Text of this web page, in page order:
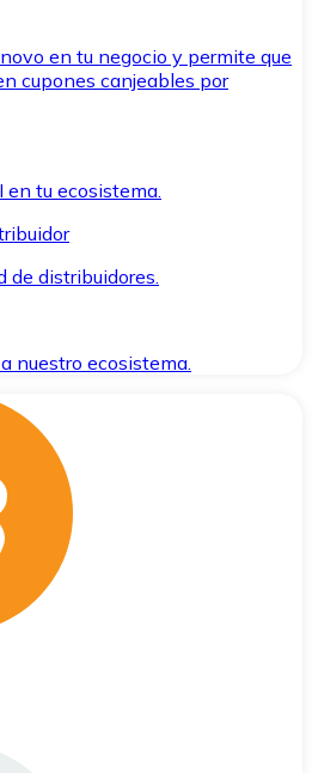
en tu negocio y permite que
cupones canjeables por
en tu ecosistema.
de distribuidores.
nuestro ecosistema.